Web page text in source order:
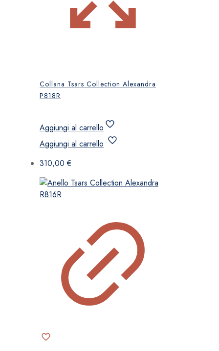
Collana Tsars Collection Alexandra
P818R
Aggiungi al carrello
Aggiungi al carrello
310,00€